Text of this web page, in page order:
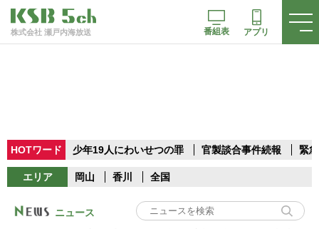
株式会社 瀬戸内海放送 番組表 アプリ
HOTワード 少年19人にわいせつの罪 官製談合事件続報 緊
エリア 岡山 香川 全国
ニュース